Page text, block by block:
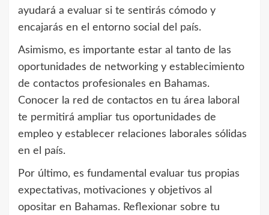
ayudará a evaluar si te sentirás cómodo y
encajarás en el entorno social del país.
Asimismo, es importante estar al tanto de las
oportunidades de networking y establecimiento
de contactos profesionales en Bahamas.
Conocer la red de contactos en tu área laboral
te permitirá ampliar tus oportunidades de
empleo y establecer relaciones laborales sólidas
en el país.
Por último, es fundamental evaluar tus propias
expectativas, motivaciones y objetivos al
opositar en Bahamas. Reflexionar sobre tu